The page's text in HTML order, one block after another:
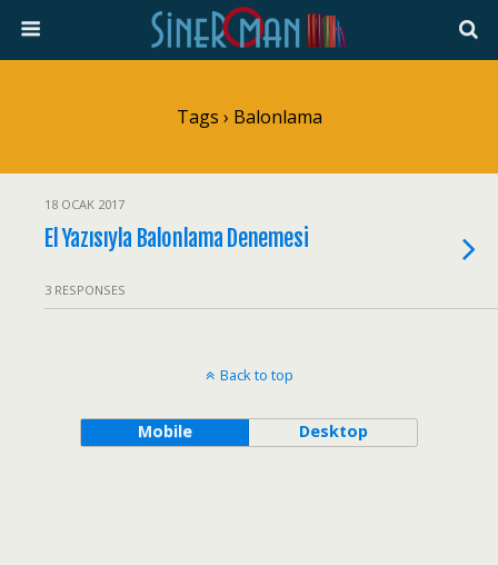
Tags › Balonlama
18 OCAK 2017
El Yazısıyla Balonlama Denemesi
3 RESPONSES
Back to top
Mobile Desktop